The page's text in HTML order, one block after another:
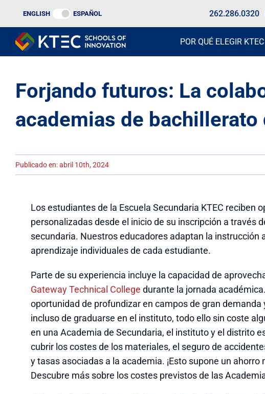
contenido
ENGLISH ESPAÑOL 262.286.0320
POR QUÉ ELEGIR KTEC
Forjando futuros: La
academias de
Publicado en: abril 10th, 2024
Los estudiantes de la Escuela Secundaria KTEC reciben
personalizadas desde el inicio de su inscripción a través
secundaria. Nuestros educadores adaptan la instrucción
aprendizaje individuales de cada estudiante.
Parte de su experiencia incluye la capacidad de
Gateway Technical College durante la jornada
oportunidad de profundizar en campos de gran
incluso de graduarse en el instituto, todo ello sin coste
en una Academia de Secundaria, el instituto y el distrito
cubrir los costes de los materiales, el seguro de
y tasas asociadas a la academia. ¡Esto supone un
Descubre más sobre los costes previstos de las